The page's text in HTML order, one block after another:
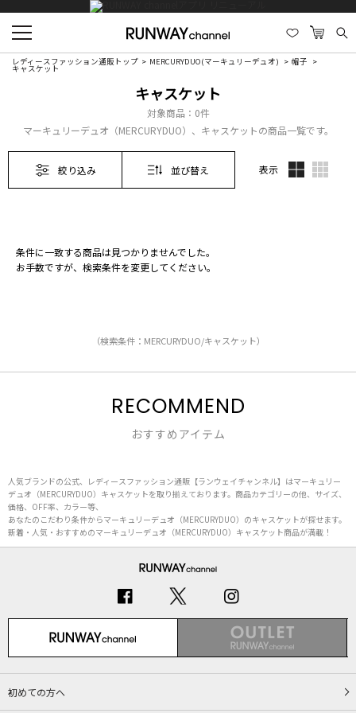
レディースファッション通販トップ MERCURYDUO(マーキュリーデュオ) 帽子
キャスケット
キャスケット
対象商品： 0件
マーキュリーデュオ（MERCURYDUO）、キャスケットの商品一覧です。
絞り込み 並び替え 表示
条件に一致する商品は見つかりませんでした。
お手数ですが、検索条件を変更してください。
（検索条件：MERCURYDUO/キャスケット）
RECOMMEND
おすすめアイテム
人気ブランドの公式、レディースファッション通販【ランウェイチャンネル】はマーキュリー
デュオ（MERCURYDUO）キャスケットを取り揃えております。商品カテゴリーの他、サイズ、
価格、OFF率、カラー等、
あなたのこだわり条件からマーキュリーデュオ（MERCURYDUO）のキャスケットが探せます。
新着・人気・おすすめのマーキュリーデュオ（MERCURYDUO）キャスケット商品が満載！
初めての方へ